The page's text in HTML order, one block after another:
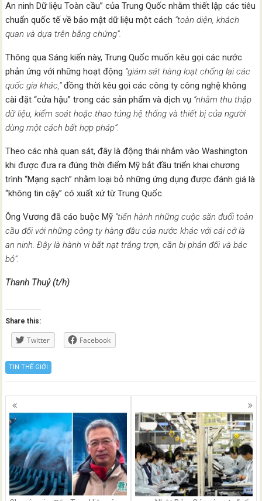
An ninh Dữ liệu Toàn cầu” của Trung Quốc nhằm thiết lập các tiêu
chuẩn quốc tế về bảo mật dữ liệu một cách “toàn diện, khách
quan và dựa trên bằng chứng”.
Thông qua Sáng kiến này, Trung Quốc muốn kêu gọi các nước
phản ứng với những hoạt động “giám sát hàng loạt chống lại các
quốc gia khác,”đồng thời kêu gọi các công ty công nghệ không
cài đặt “cửa hậu” trong các sản phẩm và dịch vụ “nhằm thu thập
dữ liệu, kiểm soát hoặc thao túng hệ thống và thiết bị của người
dùng một cách bất hợp pháp”.
Theo các nhà quan sát, đây là động thái nhắm vào Washington
khi được đưa ra đúng thời điểm Mỹ bắt đầu triển khai chương
trình “Mạng sạch” nhằm loại bỏ những ứng dụng được đánh giá là
“không tin cậy” có xuất xứ từ Trung Quốc.
Ông Vương đã cáo buộc Mỹ “tiến hành những cuộc săn đuổi toàn
cầu đối với những công ty hàng đầu của nước khác với cái cớ là
an ninh. Đây là hành vi bắt nạt trắng trợn, cần bị phản đối và bác
bỏ”.
Thanh Thuỷ (t/h)
Share this:
Twitter Facebook
TIN THẾ GIỚI
Posts
navigation